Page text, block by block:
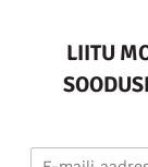
LIITU